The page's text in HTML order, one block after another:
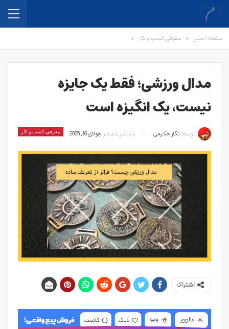
صفحه اصلی معرفی کسب و کار
مدال ورزشی؛ فقط یک جایزه
نیست، یک انگیزه است
معرفی کسب و کار توسط نگار حکیمی منتشر شده در جولای 16, 2025
اشتراک